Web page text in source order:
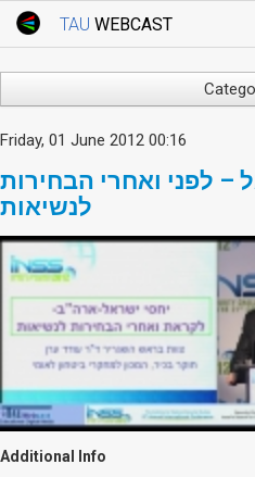
TAU WEBCAST
Webcast: Courses
Events
Live Webcast
TAU General Events
Faculty Events
YouTube Channel
Business & Management
Computers
Education
Faculty Events
Faculty of Law
History
Humanities
Lecture Series
Live Webcast
Medicine & Life Sciences
Science
Friday, 01 June 2012 00:16
– לפני ואחרי הבחירות
לנשיאות
Additional Info